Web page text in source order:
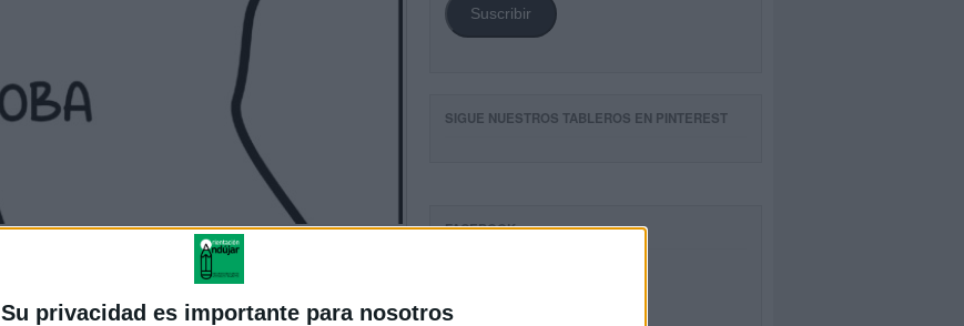
Su privacidad es importante para nosotros
Suscribir
SIGUE NUESTROS TABLEROS EN PINTEREST
FACEBOOK